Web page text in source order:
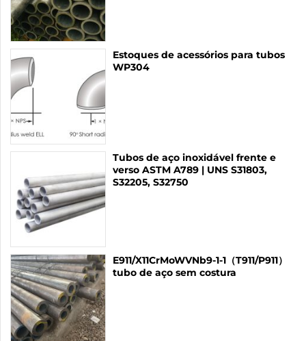
Estoques de acessórios para tubos
WP304
Tubos de aço inoxidável frente e
verso ASTM A789 | UNS S31803,
S32205, S32750
E911/X11CrMoWVNb9-1-1（T911/P911）
tubo de aço sem costura